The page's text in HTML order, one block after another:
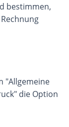
bestimmen,
"Allgemeine
die Option